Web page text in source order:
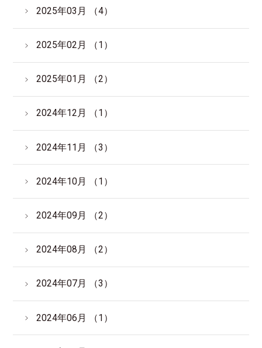
2025年03月 （4）
2025年02月 （1）
2025年01月 （2）
2024年12月 （1）
2024年11月 （3）
2024年10月 （1）
2024年09月 （2）
2024年08月 （2）
2024年07月 （3）
2024年06月 （1）